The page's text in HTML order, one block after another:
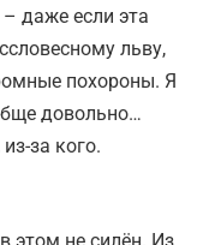
даже если эта
льву,
похороны. Я
довольно…
за кого.
этом не силён. Из